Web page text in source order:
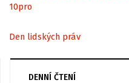
10pro
Den lidských práv
DENNÍ ČTENÍ